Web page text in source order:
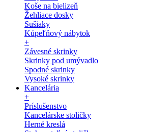
Koše na bielizeň
Žehliace dosky
Sušiaky
Kúpeľňový nábytok
+
Závesné skrinky
Skrinky pod umývadlo
Spodné skrinky
Vysoké skrinky
Kancelária
+
Príslušenstvo
Kancelárske stoličky
Herné kreslá